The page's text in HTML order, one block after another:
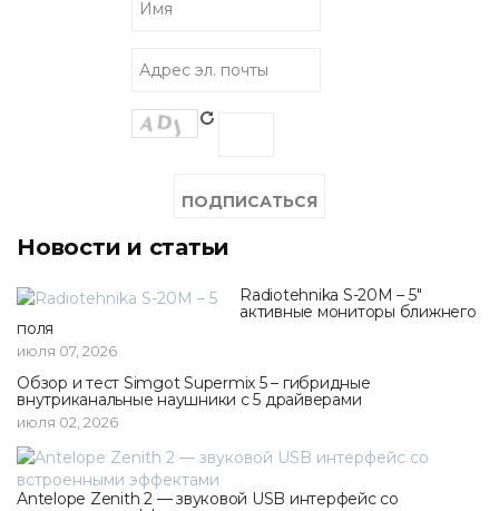
Новости и статьи
Radiotehnika S-20M – 5"
активные мониторы ближнего
поля
июля 07, 2026
Обзор и тест Simgot Supermix 5 – гибридные
внутриканальные наушники с 5 драйверами
июля 02, 2026
Antelope Zenith 2 — звуковой USB интерфейс со